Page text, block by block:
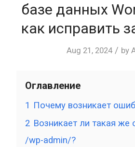
базе данных
как исправить
Aug 21, 2024 / by
Оглавление
1 Почему возникает
2 Возникает ли такая же
/wp-admin/?